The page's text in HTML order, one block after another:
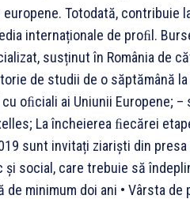
Totodată, contribuie
internaționale de proﬁl.
susținut în România de
de studii de o săptămână
oﬁciali ai Uniunii Europene;
La încheierea ﬁecărei
sunt invitați ziariști din
social, care trebuie să
minimum doi ani • Vârsta de